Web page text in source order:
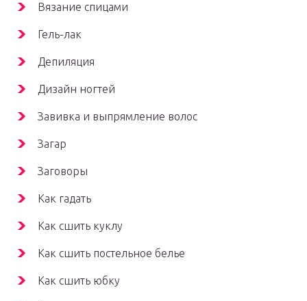
Вязание спицами
Гель-лак
Депиляция
Дизайн ногтей
Завивка и выпрямление волос
Загар
Заговоры
Как гадать
Как сшить куклу
Как сшить постельное белье
Как сшить юбку